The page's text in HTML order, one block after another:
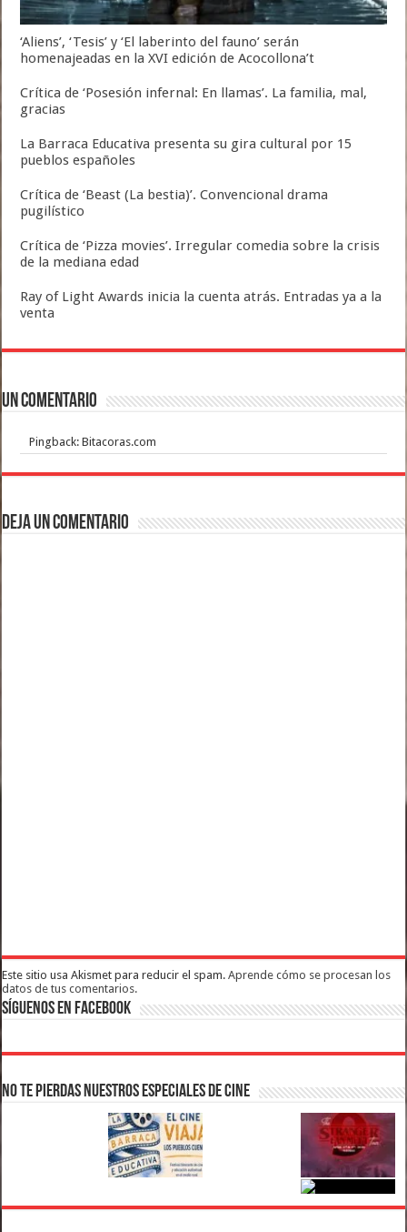
‘Aliens’, ‘Tesis’ y ‘El laberinto del fauno’ serán
homenajeadas en la XVI edición de Acocollona’t
Crítica de ‘Posesión infernal: En llamas’. La familia, mal,
gracias
La Barraca Educativa presenta su gira cultural por 15
pueblos españoles
Crítica de ‘Beast (La bestia)’. Convencional drama
pugilístico
Crítica de ‘Pizza movies’. Irregular comedia sobre la crisis
de la mediana edad
Ray of Light Awards inicia la cuenta atrás. Entradas ya a la
venta
Un comentario
Pingback: Bitacoras.com
Deja un comentario
Este sitio usa Akismet para reducir el spam.Aprende cómo se procesan los
datos de tus comentarios.
Síguenos en Facebook
No te pierdas nuestros Especiales de Cine